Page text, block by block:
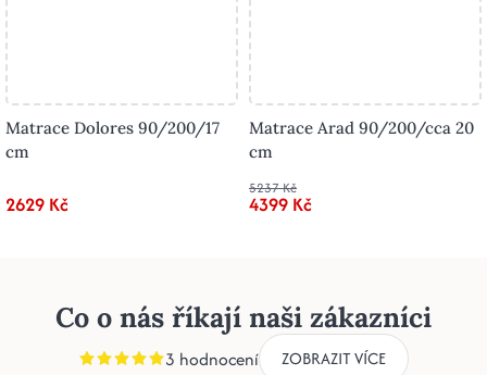
Matrace Dolores 90/200/17
cm
2629 Kč
Matrace Arad 90/200/cca 20
cm
5237 Kč
4399 Kč
Co o nás říkají naši zákazníci
3 hodnocení ZOBRAZIT VÍCE